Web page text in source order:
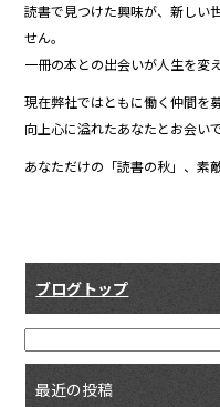
読書で見つけた興味が、新しい
せん。
一冊の本との出会いが人生を変
現在弊社ではともに働く仲間を
向上心に溢れたあなたとお会い
あなただけの「読書の秋」、素
ブログトップ
最近の投稿